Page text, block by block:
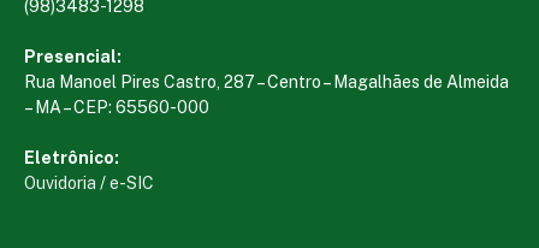
(98)3483-1298
Presencial:
Rua Manoel Pires Castro, 287 – Centro – Magalhães de Almeida
– MA – CEP: 65560-000
Eletrônico:
Ouvidoria /e-SIC